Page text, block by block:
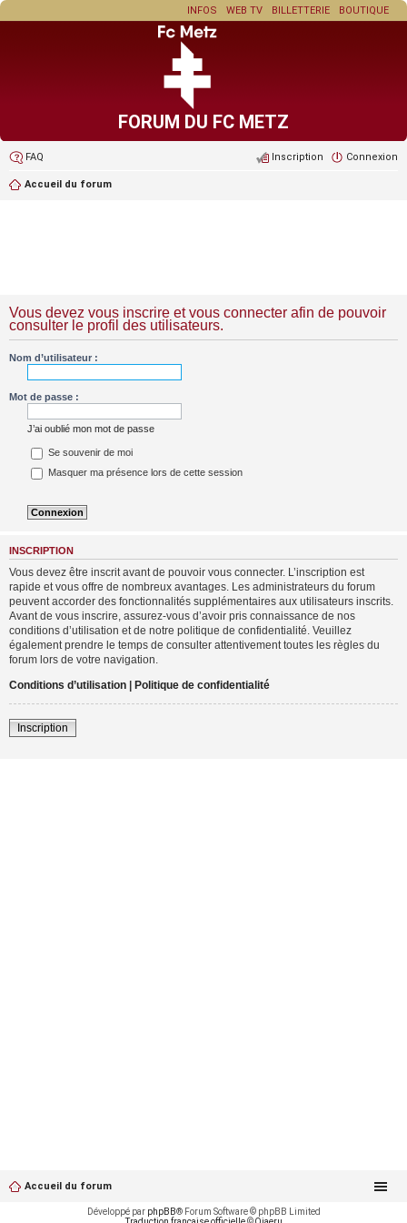
BOUTIQUE
BILLETTERIE
WEB TV
INFOS
FORUM DU FC METZ
FAQ Connexion
Inscription
Accueil du forum
Vous devez vous inscrire et vous connecter afin de pouvoir
consulter le profil des utilisateurs.
Nom d’utilisateur :
Mot de passe :
J’ai oublié mon mot de passe
Se souvenir de moi
Masquer ma présence lors de cette session
INSCRIPTION
Vous devez être inscrit avant de pouvoir vous connecter. L’inscription est
rapide et vous offre de nombreux avantages. Les administrateurs du forum
peuvent accorder des fonctionnalités supplémentaires aux utilisateurs inscrits.
Avant de vous inscrire, assurez-vous d’avoir pris connaissance de nos
conditions d’utilisation et de notre politique de confidentialité. Veuillez
également prendre le temps de consulter attentivement toutes les règles du
forum lors de votre navigation.
Conditions d’utilisation | Politique de confidentialité
Inscription
Accueil du forum
Développé par phpBB® Forum Software © phpBB Limited